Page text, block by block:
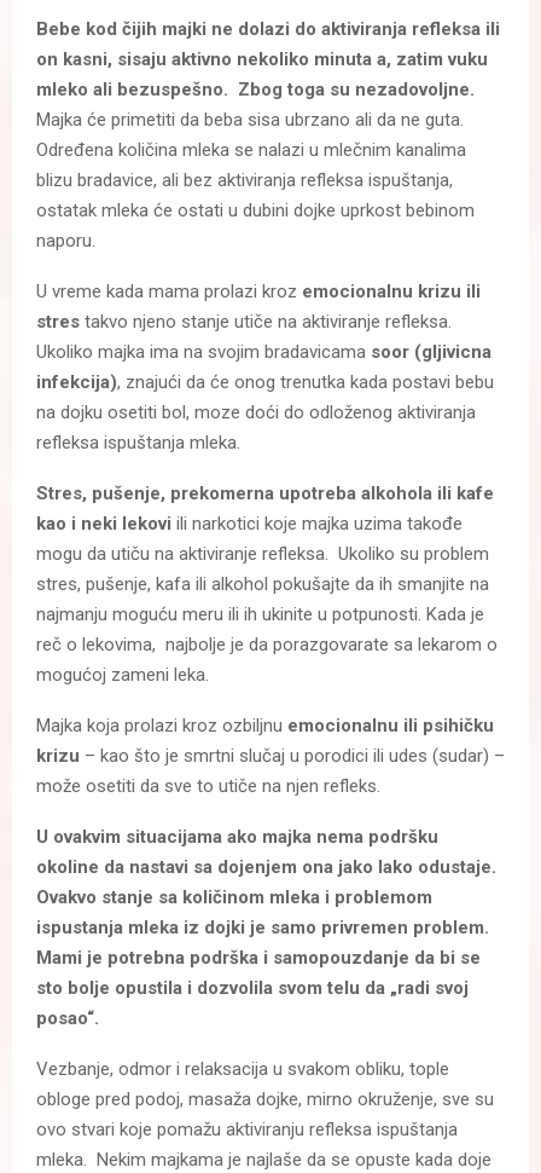
Bebe kod čijih majki ne dolazi do aktiviranja refleksa ili
on kasni, sisaju aktivno nekoliko minuta a, zatim vuku
mleko ali bezuspešno. Zbog toga su nezadovoljne.
Majka će primetiti da beba sisa ubrzano ali da ne guta.
Određena količina mleka se nalazi u mlečnim kanalima
blizu bradavice, ali bez aktiviranja refleksa ispuštanja,
ostatak mleka će ostati u dubini dojke uprkost bebinom
naporu.
U vreme kada mama prolazi kroz emocionalnu krizu ili
stres takvo njeno stanje utiče na aktiviranje refleksa.
Ukoliko majka ima na svojim bradavicama soor (gljivicna
infekcija), znajući da će onog trenutka kada postavi bebu
na dojku osetiti bol, moze doći do odloženog aktiviranja
refleksa ispuštanja mleka.
Stres, pušenje, prekomerna upotreba alkohola ili kafe
kao i neki lekovi ili narkotici koje majka uzima takođe
mogu da utiču na aktiviranje refleksa. Ukoliko su problem
stres, pušenje, kafa ili alkohol pokušajte da ih smanjite na
najmanju moguću meru ili ih ukinite u potpunosti. Kada je
reč o lekovima, najbolje je da porazgovarate sa lekarom o
mogućoj zameni leka.
Majka koja prolazi kroz ozbiljnu emocionalnu ili psihičku
krizu – kao što je smrtni slučaj u porodici ili udes (sudar) –
može osetiti da sve to utiče na njen refleks.
U ovakvim situacijama ako majka nema podršku
okoline da nastavi sa dojenjem ona jako lako odustaje.
Ovakvo stanje sa količinom mleka i problemom
ispustanja mleka iz dojki je samo privremen problem.
Mami je potrebna podrška i samopouzdanje da bi se
sto bolje opustila i dozvolila svom telu da „radi svoj
posao“.
Vezbanje, odmor i relaksacija u svakom obliku, tople
obloge pred podoj, masaža dojke, mirno okruženje, sve su
ovo stvari koje pomažu aktiviranju refleksa ispuštanja
mleka. Nekim majkama je najlaše da se opuste kada doje